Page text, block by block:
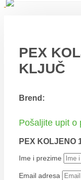
PEX
KLJUČ
Brend:
Pošaljite upit o
PEX KOLJENO
Ime i prezime
Email adresa